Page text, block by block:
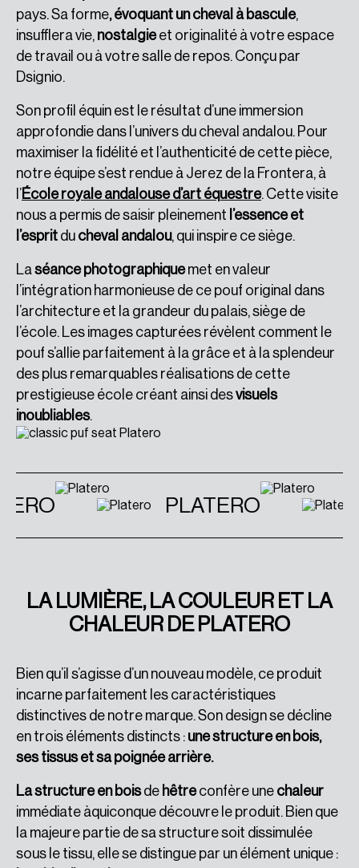
pays. Sa forme, évoquant un cheval à bascule,
insufflera vie, nostalgieet originalité à votre espace
de travail ou à votre salle de repos. Conçu par
Dsignio.
Son profil équin est le résultat d’une immersion
approfondie dans l’univers du cheval andalou. Pour
maximiser la fidélité et l’authenticité de cette pièce,
notre équipe s’est rendue à Jerez de la Frontera, à
l’École royale andalouse d’art équestre. Cette visite
nous a permis de saisir pleinement l’essence et
l’esprit du cheval andalou, qui inspire ce siège.
Laséance photographiquemet en valeur
l’intégration harmonieuse de ce pouf original dans
l’architecture et la grandeur du palais, siège de
l’école. Les images capturées révèlent comment le
pouf s’allie parfaitement à la grâce et à la splendeur
des plus remarquables réalisations de cette
prestigieuse école créant ainsi desvisuels
inoubliables.
PLATERO
LA LUMIÈRE, LA COULEUR ET LA
CHALEUR DE PLATERO
Bien qu’il s’agisse d’un nouveau modèle, ce produit
incarne parfaitement les caractéristiques
distinctives de notre marque. Son design se décline
en trois éléments distincts : une structure en bois,
ses tissus et sa poignée arrière.
La structure en boisde hêtreconfère une chaleur
immédiate àquiconque découvre le produit. Bien que
la majeure partie de sa structure soit dissimulée
sous le tissu, elle se distingue par un élément unique :